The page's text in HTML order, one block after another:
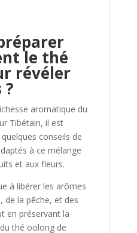
le thé
révéler
?
aromatique du
Tibétain, il est
conseils de
à ce mélange
et aux fleurs.
à libérer les arômes
de la pêche, et des
en préservant la
thé oolong de